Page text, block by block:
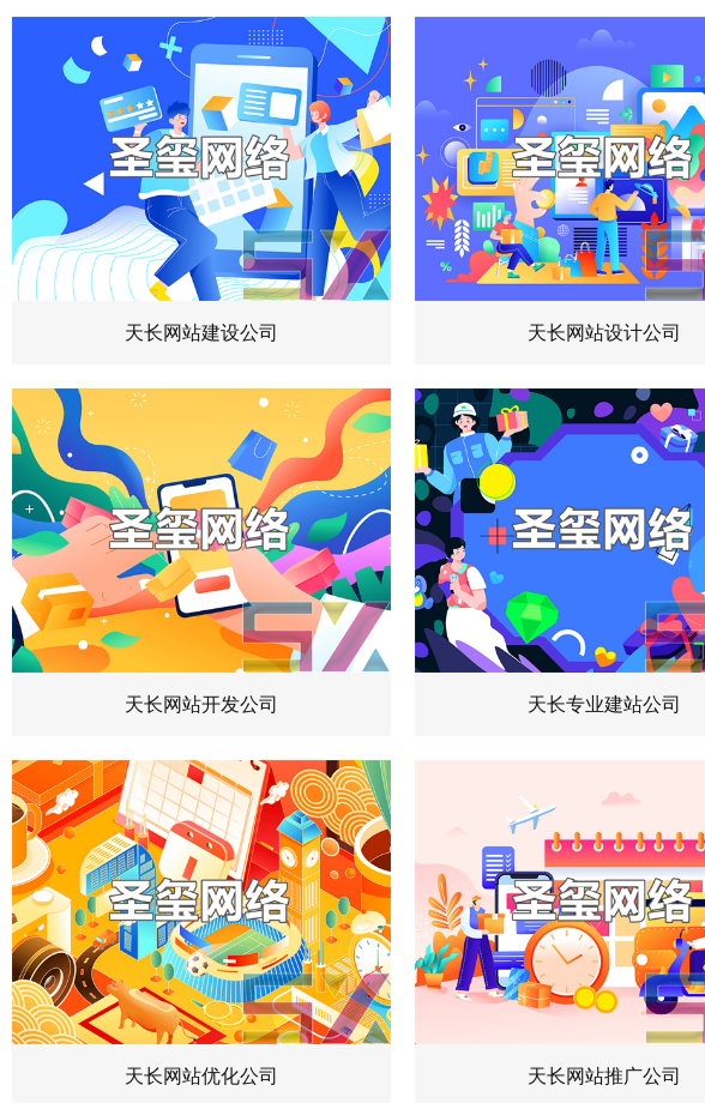
天长网站建设公司 天长网站设计公司
天长网站开发公司 天长专业建站公司
天长网站优化公司 天长网站推广公司